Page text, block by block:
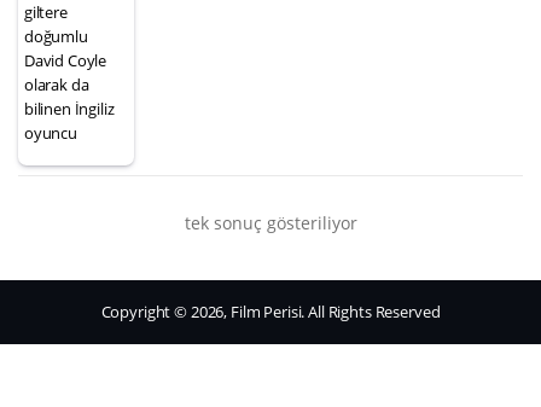
giltere
doğumlu
David Coyle
olarak da
bilinen İngiliz
oyuncu
tek sonuç gösteriliyor
Copyright © 2026, Film Perisi. All Rights Reserved